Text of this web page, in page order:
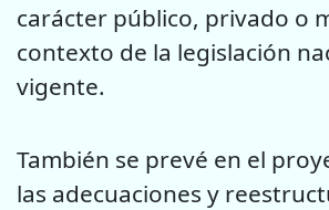
carácter público, privado o
contexto de la legislación
vigente.
También se prevé en el
las adecuaciones y